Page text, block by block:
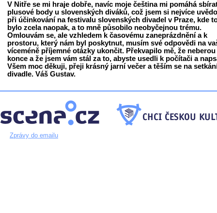
V Nitře se mi hraje dobře, navíc moje čeština mi pomáhá
plusové body u slovenských diváků, což jsem si nejvíce
při účinkování na festivalu slovenských divadel v Praze, kde
bylo zcela naopak, a to mně působilo neobyčejnou trému.
Omlouvám se, ale vzhledem k časovému zaneprázdnění a k
prostoru, který nám byl poskytnut, musím své odpovědi na
víceméně příjemné otázky ukončit. Překvapilo mě, že neberou
konce a že jsem vám stál za to, abyste usedli k počítači a
Všem moc děkuji, přeji krásný jarní večer a těším se na
divadle. Váš Gustav.
Zprávy do emailu